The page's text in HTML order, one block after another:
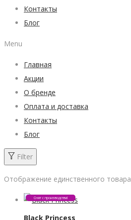
Контакты
Блог
Menu
Главная
Акции
О бренде
Оплата и доставка
Контакты
Блог
Filter
Отображение единственного товара
Снят с производства!
Black Princess